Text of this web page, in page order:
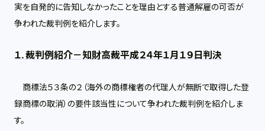
実を自発的に告知しなかったことを理由とする普通解雇の可否が
争われた裁判例を紹介します。
１. 裁判例紹介－知財高裁平成２４年１月１９日判決
商標法５３条の２（海外の商標権者の代理人が無断で取得した登
録商標の取消）の要件該当性について争われた裁判例を紹介しま
す。